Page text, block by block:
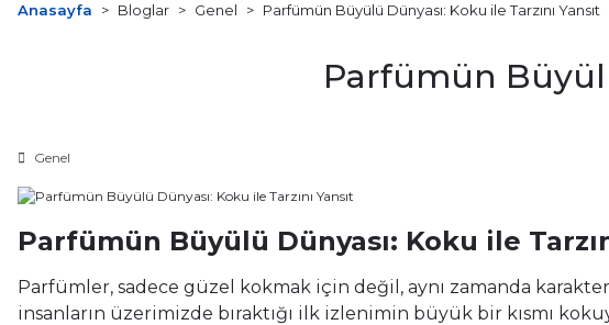
Anasayfa Bloglar Genel Parfümün Büyülü Dünyası: Koku ile Tarzını Yansıt
Parfümün
Genel
Parfümün Büyülü Dünyası: Koku ile
Parfümler, sadece güzel kokmak için değil, aynı zamanda
insanların üzerimizde bıraktığı ilk izlenimin büyük bir kısmı